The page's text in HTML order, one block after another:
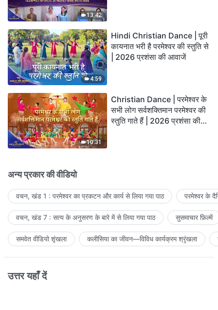
13:42
4:59
Hindi Christian Dance | पूरी
कायनात भरी है परमेश्वर की स्तुति से
| 2026 प्रशंसा की आवाजें
10:31
Christian Dance | परमेश्वर के
सभी लोग सर्वशक्तिमान परमेश्वर की
स्तुति गाते हैं | 2026 प्रशंसा की
अन्य प्रकार की वीडियो
वचन, खंड 1 : परमेश्वर का प्रकटन और कार्य से लिया गया पाठ परमेश्वर के
वचन, खंड 7 : सत्य के अनुसरण के बारे में से लिया गया पाठ सुसमाचार फ़िल्में
समवेत वीडियो शृंखला कलीसिया का जीवन—विविध कार्यक्रम श्रृंखला
उत्तर यहाँ दें